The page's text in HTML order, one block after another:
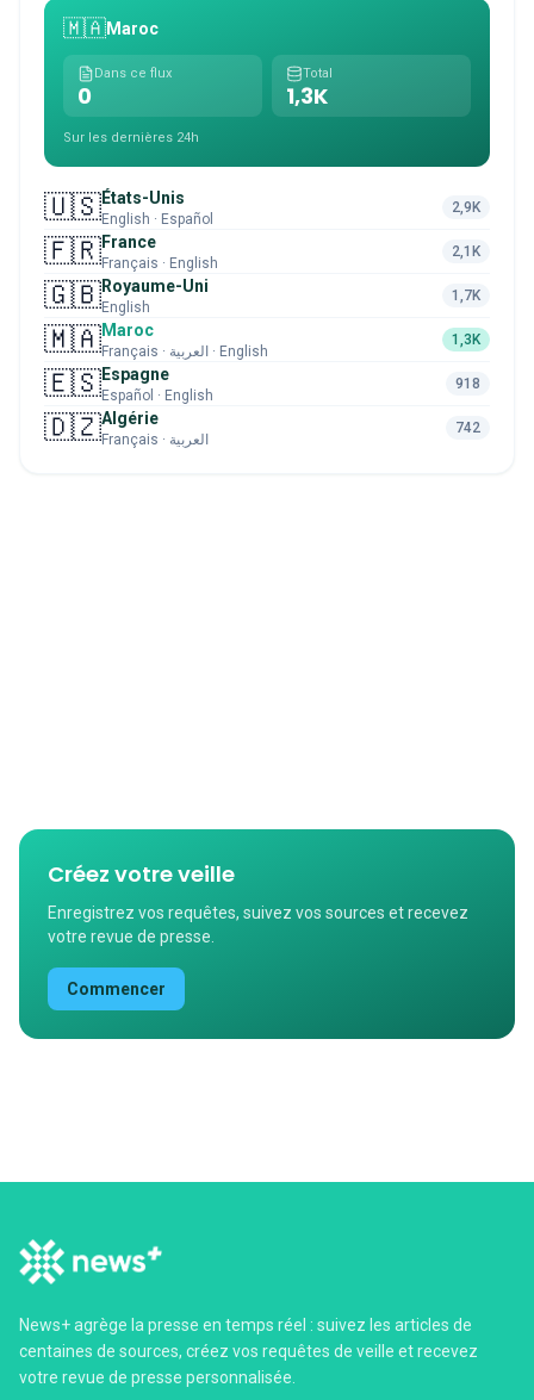
🇲🇦Maroc
Dans ce flux
0
Total
1,3K
Sur les dernières 24h
🇺🇸États-Unis
English · Español
2,9K
🇫🇷France
Français · English
2,1K
🇬🇧Royaume-Uni
English
1,7K
🇲🇦Maroc
Français · العربية · English
1,3K
🇪🇸Espagne
Español · English
918
🇩🇿Algérie
Français · العربية
742
Créez votre veille
Enregistrez vos requêtes, suivez vos sources et recevez
votre revue de presse.
Commencer
News+ agrège la presse en temps réel : suivez les articles de
centaines de sources, créez vos requêtes de veille et recevez
votre revue de presse personnalisée.